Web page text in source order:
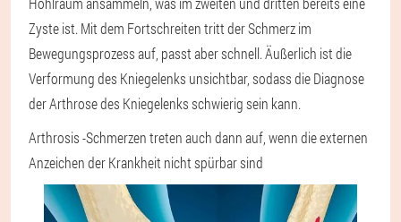
Zyste ist. Mit dem Fortschreiten tritt der Schmerz im
Bewegungsprozess auf, passt aber schnell. Äußerlich ist die
Verformung des Kniegelenks unsichtbar, sodass die Diagnose
der Arthrose des Kniegelenks schwierig sein kann.
Arthrosis -Schmerzen treten auch dann auf, wenn die externen
Anzeichen der Krankheit nicht spürbar sind